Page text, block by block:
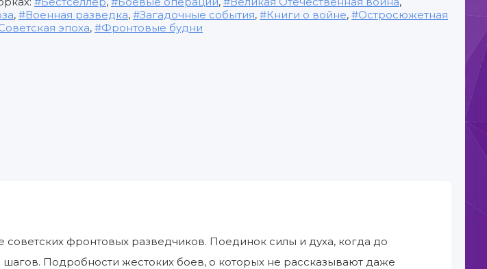
, Военная разведка, Загадочные события, Книги о войне,
Остросюжетная
эпоха, Фронтовые будни
фронтовых разведчиков. Поединок силы и духа, когда до
Подробности жестоких боев, о которых не рассказывают даже